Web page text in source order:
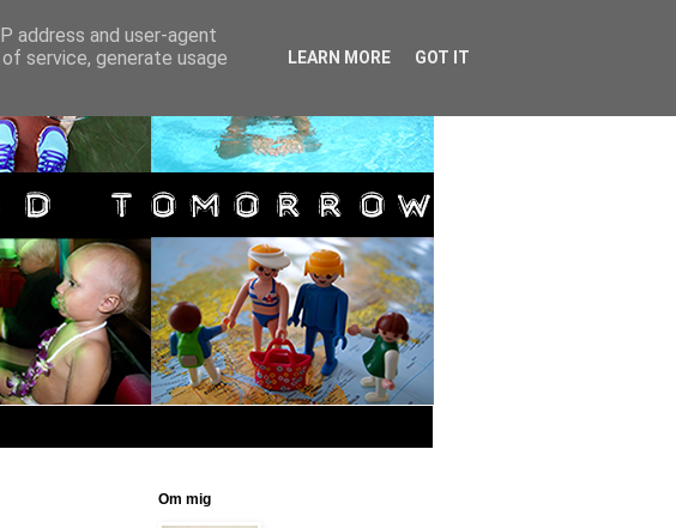
Om mig
address and user-agent
service, generate usage
LEARN MORE GOT IT